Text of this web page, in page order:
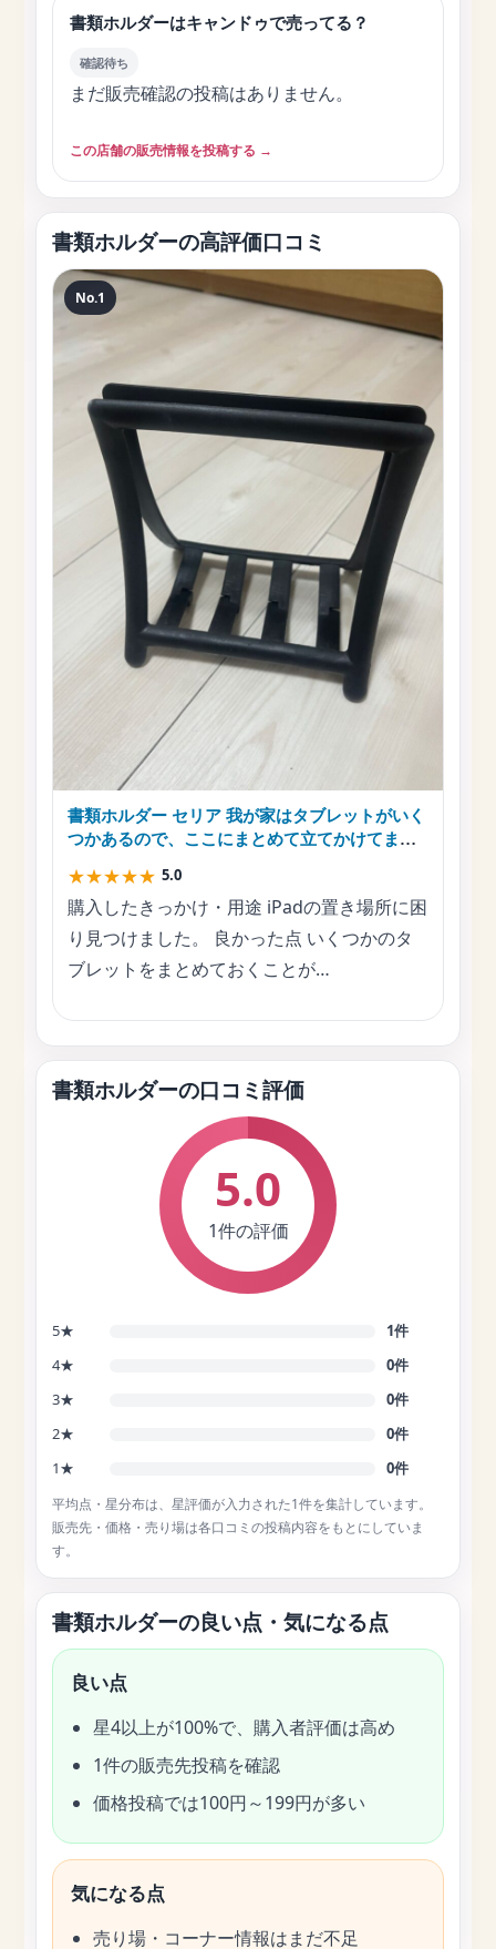
書類ホルダーはキャンドゥで売ってる？
確認待ち
まだ販売確認の投稿はありません。
この店舗の販売情報を投稿する →
書類ホルダーの高評価口コミ
No.1
書類ホルダー セリア 我が家はタブレットがいく
つかあるので、ここにまとめて立てかけてま
★★★★★ 5.0
購入したきっかけ・用途 iPadの置き場所に困
り見つけました。 良かった点 いくつかのタ
ブレットをまとめておくことが…
書類ホルダーの口コミ評価
5.0
1件の評価
5★
1件
4★
0件
3★
0件
2★
0件
1★
0件
平均点・星分布は、星評価が入力された1件を集計しています。
販売先・価格・売り場は各口コミの投稿内容をもとにしていま
す。
書類ホルダーの良い点・気になる点
良い点
星4以上が100%で、購入者評価は高め
1件の販売先投稿を確認
価格投稿では100円～199円が多い
気になる点
売り場・コーナー情報はまだ不足